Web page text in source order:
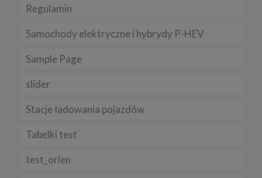
Regulamin
Samochody elektryczne i hybrydy P-HEV
Sample Page
slider
Stacje ładowania pojazdów
Tabelki test
test_orlen